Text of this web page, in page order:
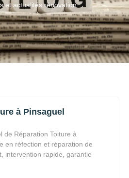
et actualités rénovation
à Pinsaguel
de Réparation Toiture à
en réfection et réparation de
intervention rapide, garantie